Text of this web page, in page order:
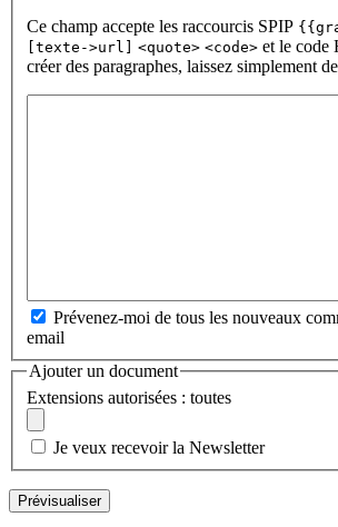
Ce champ accepte les raccourcis SPIP
[texte->url]
<quote> <code> et le code
créer des paragraphes, laissez simplement
Prévenez-moi de tous les nouveaux
email
Ajouter un document
Extensions autorisées : toutes
Je veux recevoir la Newsletter